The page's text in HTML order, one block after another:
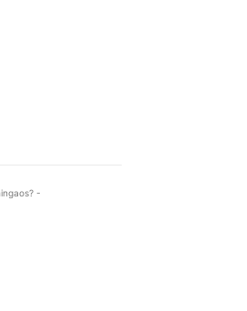
-